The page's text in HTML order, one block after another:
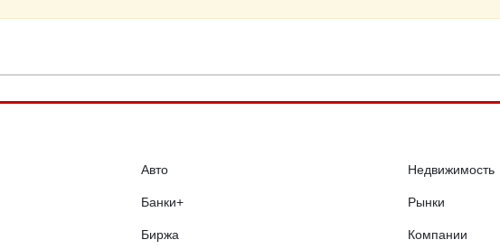
Авто
Банки+
Биржа
Недвижимость
Рынки
Компании